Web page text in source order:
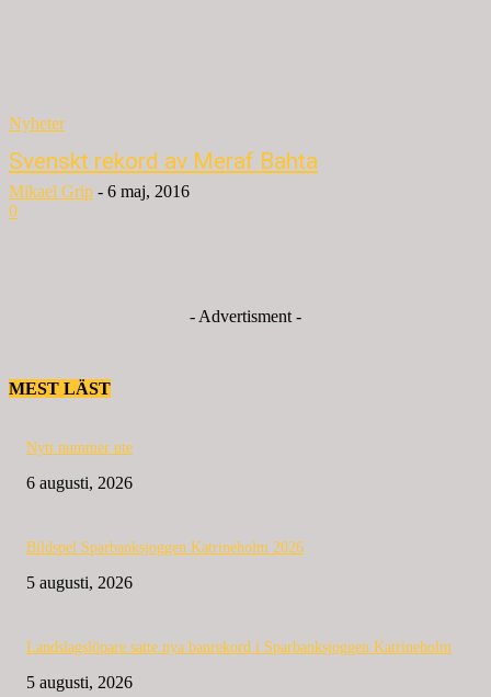
Nyheter
Svenskt rekord av Meraf Bahta
Mikael Grip - 6 maj, 2016
0
- Advertisment -
MEST LÄST
Nytt nummer ute
6 augusti, 2026
Bildspel Sparbanksjoggen Katrineholm 2026
5 augusti, 2026
Landslagslöpare satte nya banrekord i Sparbanksjoggen Katrineholm
5 augusti, 2026